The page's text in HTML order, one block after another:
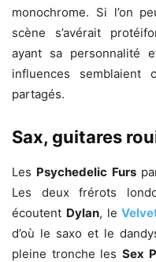
monochrome. Si l’on
scène s’avérait
ayant sa personnalité
influences semblaient
partagés.
Sax, guitares
Les Psychedelic Furs
Les deux frérots
écoutent Dylan, le
d’où le saxo et le
pleine tronche les Sex